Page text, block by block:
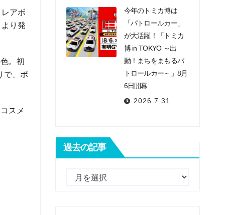
アボ
り発
。初
で、ポ
スメ
今年のトミカ博は
「パトロールカー」
が大活躍！「トミカ
博 in TOKYO ～出
動！まちをまもるパ
トロールカー～」8月
6日開幕
2026.7.31
過去の記事